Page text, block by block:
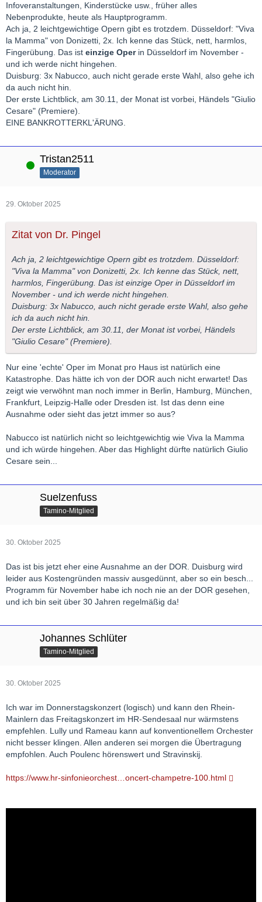
Infoveranstaltungen, Kinderstücke usw., früher alles
Nebenprodukte, heute als Hauptprogramm.
Ach ja, 2 leichtgewichtige Opern gibt es trotzdem. Düsseldorf: "Viva
la Mamma" von Donizetti, 2x. Ich kenne das Stück, nett, harmlos,
Fingerübung. Das ist einzige Oper in Düsseldorf im November -
und ich werde nicht hingehen.
Duisburg: 3x Nabucco, auch nicht gerade erste Wahl, also gehe ich
da auch nicht hin.
Der erste Lichtblick, am 30.11, der Monat ist vorbei, Händels "Giulio
Cesare" (Premiere).
EINE BANKROTTERKL'ÄRUNG.
Online Tristan2511
Moderator
29. Oktober 2025
Zitat von Dr. Pingel
Ach ja, 2 leichtgewichtige Opern gibt es trotzdem. Düsseldorf:
"Viva la Mamma" von Donizetti, 2x. Ich kenne das Stück, nett,
harmlos, Fingerübung. Das ist einzige Oper in Düsseldorf im
November - und ich werde nicht hingehen.
Duisburg: 3x Nabucco, auch nicht gerade erste Wahl, also gehe
ich da auch nicht hin.
Der erste Lichtblick, am 30.11, der Monat ist vorbei, Händels
"Giulio Cesare" (Premiere).
Nur eine 'echte' Oper im Monat pro Haus ist natürlich eine
Katastrophe. Das hätte ich von der DOR auch nicht erwartet! Das
zeigt wie verwöhnt man noch immer in Berlin, Hamburg, München,
Frankfurt, Leipzig-Halle oder Dresden ist. Ist das denn eine
Ausnahme oder sieht das jetzt immer so aus?
Nabucco ist natürlich nicht so leichtgewichtig wie Viva la Mamma
und ich würde hingehen. Aber das Highlight dürfte natürlich Giulio
Cesare sein...
Suelzenfuss
Tamino-Mitglied
30. Oktober 2025
Das ist bis jetzt eher eine Ausnahme an der DOR. Duisburg wird
leider aus Kostengründen massiv ausgedünnt, aber so ein besch...
Programm für November habe ich noch nie an der DOR gesehen,
und ich bin seit über 30 Jahren regelmäßig da!
Johannes Schlüter
Tamino-Mitglied
30. Oktober 2025
Ich war im Donnerstagskonzert (logisch) und kann den Rhein-
Mainlern das Freitagskonzert im HR-Sendesaal nur wärmstens
empfehlen. Lully und Rameau kann auf konventionellem Orchester
nicht besser klingen. Allen anderen sei morgen die Übertragung
empfohlen. Auch Poulenc hörenswert und Stravinskij.
https://www.hr-sinfonieorchest…oncert-champetre-100.html